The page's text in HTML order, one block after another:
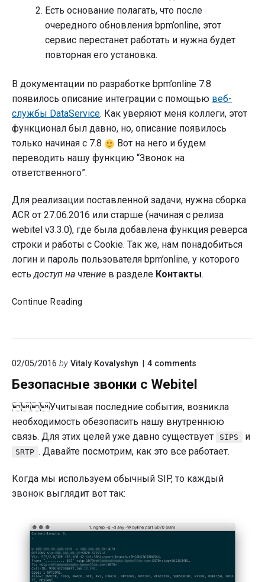
Есть основание полагать, что после
очередного обновления bpm’online, этот
сервис перестанет работать и нужна будет
повторная его установка.
В документации по разработке bpm’online 7.8
появилось описание интеграции с помощью веб-
службы DataService. Как уверяют меня коллеги, этот
функционал был давно, но, описание появилось
только начиная с 7.8
Вот на него и будем
переводить нашу функцию “Звонок на
ответственного”.
Для реализации поставленной задачи, нужна сборка
ACR от 27.06.2016 или старше (начиная с релиза
webitel v3.3.0), где была добавлена функция реверса
строки и работы с Cookie. Так же, нам понадобиться
логин и пароль пользователя bpm’online, у которого
естьдоступ на чтение в разделе Контакты.
Continue Reading
02/05/2016 by Vitaly Kovalyshyn 4 comments
Webitel"
Безопасные звонки с Webitel
Учитывая последние события, возникла
необходимость обезопасить нашу внутреннюю
связь. Для этих целей уже давно существует
SIPS и
SRTP . Давайте посмотрим, как это все работает.
Когда мы используем обычный SIP, то каждый
звонок выглядит вот так: